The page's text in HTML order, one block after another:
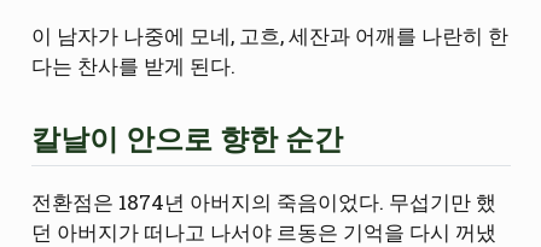
이 남자가 나중에 모네, 고흐, 세잔과 어깨를 나란히 한
다는 찬사를 받게 된다.
칼날이 안으로 향한 순간
전환점은 1874년 아버지의 죽음이었다. 무섭기만 했
던 아버지가 떠나고 나서야 르동은 기억을 다시 꺼냈